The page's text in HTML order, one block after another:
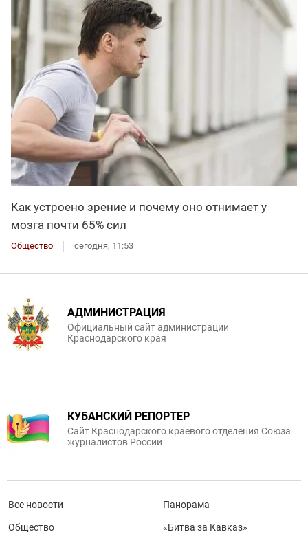
Как устроено зрение и почему оно отнимает у
мозга почти 65% сил
Общество сегодня, 11:53
АДМИНИСТРАЦИЯ
Официальный сайт администрации
Краснодарского края
КУБАНСКИЙ РЕПОРТЕР
Сайт Краснодарского краевого отделения Союза
журналистов России
Все новости
Общество
Панорама
«Битва за Кавказ»